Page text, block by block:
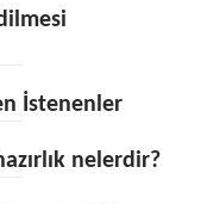
İstenenler
nelerdir?